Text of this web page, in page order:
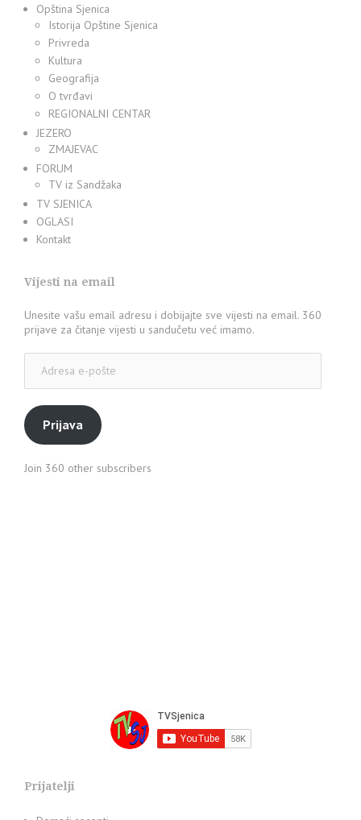
Opština Sjenica
Istorija Opštine Sjenica
Privreda
Kultura
Geografija
O tvrđavi
REGIONALNI CENTAR
JEZERO
ZMAJEVAC
FORUM
TV iz Sandžaka
TV SJENICA
OGLASI
Kontakt
Vijesti na email
Unesite vašu email adresu i dobijajte sve vijesti na email. 360
prijave za čitanje vijesti u sandučetu već imamo.
pošte
Prijava
Join 360 other subscribers
Prijatelji